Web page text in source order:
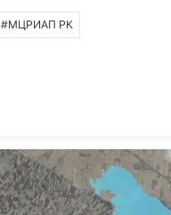
#МЦРИАП РК